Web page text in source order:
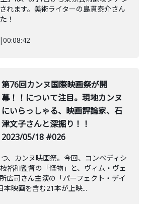
れます。美術ライターの島貫泰介さん
！
|00:08:42
第76回カンヌ国際映画祭が開
幕！！について注目。現地カンヌ
にいらっしゃる、映画評論家、石
津文子さんと深掘り！！
2023/05/18 #026
、カンヌ映画祭。今回、コンペディシ
裕和監督の「怪物」と、ヴィム・ヴェ
広司さん主演の「パーフェクト・デイ
本映画を含む21本が上映...